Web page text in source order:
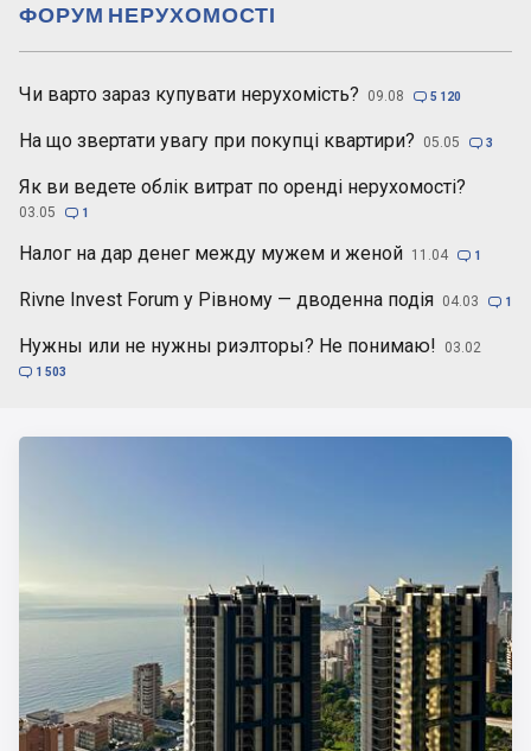
Чи варто зараз купувати нерухомість? 09.08  5 120
На що звертати увагу при покупці квартири? 05.05  3
Як ви ведете облік витрат по оренді нерухомості?
03.05  1
Налог на дар денег между мужем и женой 11.04  1
Rivne Invest Forum у Рівному — дводенна подія 04.03  1
Нужны или не нужны риэлторы? Не понимаю! 03.02
 1 503
ФОРУМ НЕРУХОМОСТІ